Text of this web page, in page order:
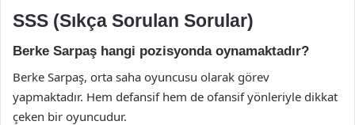
SSS (Sıkça Sorulan Sorular)
Berke Sarpaş hangi pozisyonda oynamaktadır?
Berke Sarpaş, orta saha oyuncusu olarak görev
yapmaktadır. Hem defansif hem de ofansif yönleriyle dikkat
çeken bir oyuncudur.